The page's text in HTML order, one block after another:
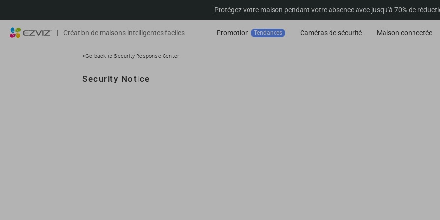
Protégez votre maison pendant votre absence avec jusqu'à 70% de
| Création de maisons intelligentes faciles Promotion Tendances Caméras de sécurité Maison connectée
<Go back to Security Response Center
Security Notice